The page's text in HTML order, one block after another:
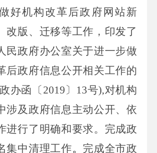
好机构改革后政府网站新
改版、迁移等工作，印发了
民政府办公室关于进一步做
后政府信息公开相关工作的
办函〔 2019〕 13号),对机构
涉及政府信息主动公开、依
进行了明确和要求。完成政
集中清理工作。 完成全市政